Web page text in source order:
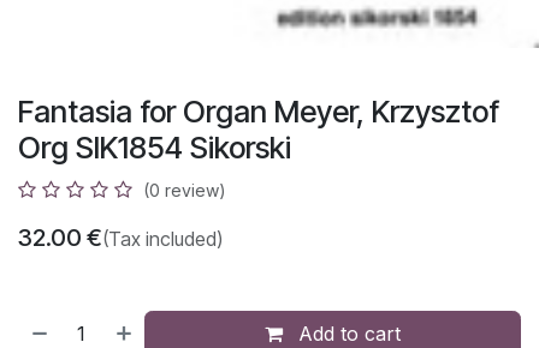
Fantasia for Organ Meyer, Krzysztof
Org SIK1854 Sikorski
(0 review)
32.00 €(Tax included)
Add to cart